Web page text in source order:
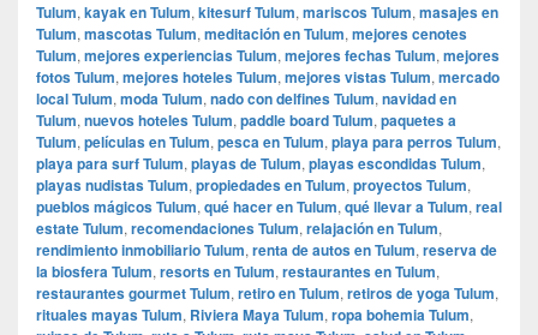
Tulum, kayak en Tulum, kitesurf Tulum, mariscos Tulum, masajes en
Tulum, mascotas Tulum, meditación en Tulum, mejores cenotes
Tulum, mejores experiencias Tulum, mejores fechas Tulum, mejores
fotos Tulum, mejores hoteles Tulum, mejores vistas Tulum, mercado
local Tulum, moda Tulum, nado con delfines Tulum, navidad en
Tulum, nuevos hoteles Tulum, paddle board Tulum, paquetes a
Tulum, películas en Tulum, pesca en Tulum, playa para perros Tulum,
playa para surf Tulum, playas de Tulum, playas escondidas Tulum,
playas nudistas Tulum, propiedades en Tulum, proyectos Tulum,
pueblos mágicos Tulum, qué hacer en Tulum, qué llevar a Tulum, real
estate Tulum, recomendaciones Tulum, relajación en Tulum,
rendimiento inmobiliario Tulum, renta de autos en Tulum, reserva de
la biosfera Tulum, resorts en Tulum, restaurantes en Tulum,
restaurantes gourmet Tulum, retiro en Tulum, retiros de yoga Tulum,
rituales mayas Tulum, Riviera Maya Tulum, ropa bohemia Tulum,